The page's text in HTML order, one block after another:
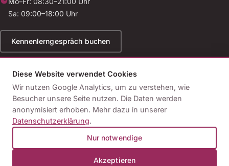
Sa: 09:00–18:00 Uhr
Kennenlerngespräch buchen
© 2026 Institut für Psychologische Beratung, Coaching &
Persönlichkeitsentwicklung
ImpressumDatenschutzKontakt
Wir bieten ausschließlich psychologische Beratung außerhalb der Heilkunde
an. Unsere Tätigkeit ist nicht-diagnostisch und nicht-therapeutisch und ersetzt
keine ärztliche oder psychotherapeutische Behandlung.
Diese Website verwendet Cookies
Wir nutzen Google Analytics, um zu verstehen, wie
Besucher unsere Seite nutzen. Die Daten werden
anonymisiert erhoben. Mehr dazu in unserer
Datenschutzerklärung.
Nur notwendige
Akzeptieren